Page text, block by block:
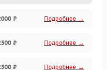
₽ Подробнее →
₽ Подробнее →
₽ Подробнее →